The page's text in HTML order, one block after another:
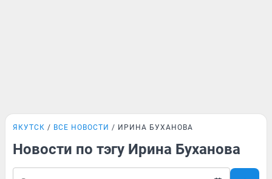
ЯКУТСК ВСЕ НОВОСТИ ИРИНА БУХАНОВА
Новости по тэгу Ирина Буханова